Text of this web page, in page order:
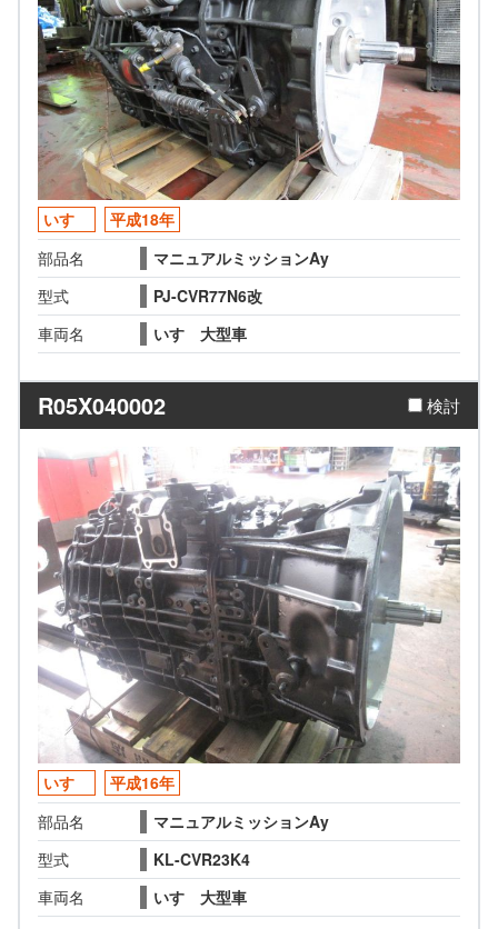
いすゞ
平成18年
部品名
マニュアルミッションAy
型式
PJ-CVR77N6改
車両名
いすゞ大型車
R05X040002 検討
いすゞ
平成16年
部品名
マニュアルミッションAy
型式
KL-CVR23K4
車両名
いすゞ大型車